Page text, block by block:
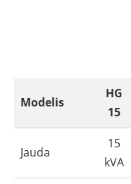
Modelis
HG
15
Jauda
15
kVA